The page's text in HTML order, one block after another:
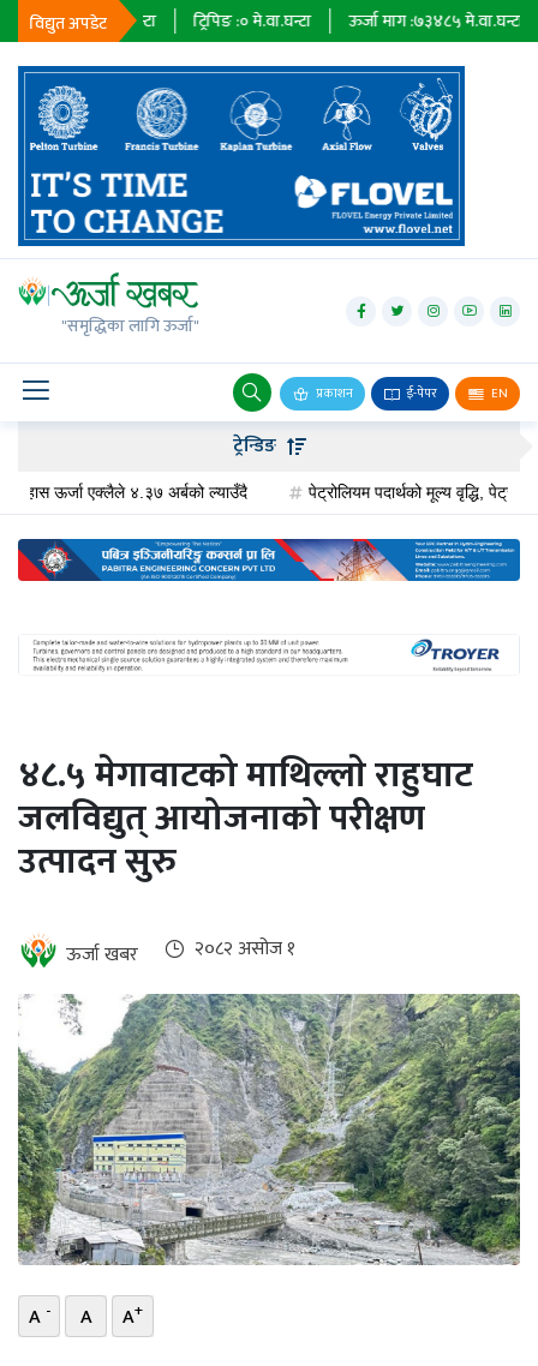
विद्युत अपडेट
मे.वा.घन्टा ट्रिपिङ : मे.वा.घन्टा ऊर्जा माग :७३४८५मे.वा.घन्टा
"समृद्धिका लागि ऊर्जा"
प्रकाशन ई-पेपर EN
जलविद्युत्
सोलार
वायु
बायोग्यास
पेट्रोलियम
अन्तर्राष्ट्रिय
ऊर्जा
दक्षता
खबर
हरित
हाइड्रोजन
सम्पादकीय
बैंक
पर्यटन
भिडियो
छापा
खोज
प्रोफाइल
ऊर्जा
ट्रेन्डिङ
ऊर्जा एक्लैले ४.३७ अर्बको ल्याउँदै पेट्रोलियम पदार्थको मूल्य वृद्धि, पेट्रोलमा ३
४८.५ मेगावाटको माथिल्लाे राहुघाट
जलविद्युत् आयोजनाको परीक्षण
उत्पादन सुरु
ऊर्जा खबर २०८२ असोज १
A - A A+